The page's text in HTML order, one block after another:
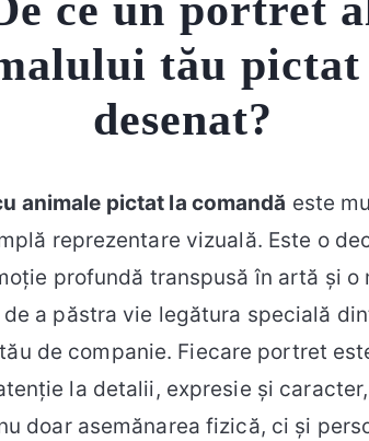
tău pictat
desenat?
animale pictat la comandă este
reprezentare vizuală. Este o
profundă transpusă în artă și o
a păstra vie legătura specială
de companie. Fiecare portret
la detalii, expresie și
doar asemănarea fizică, ci și